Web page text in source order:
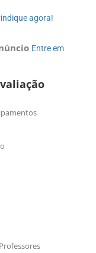
agora!
Entre em